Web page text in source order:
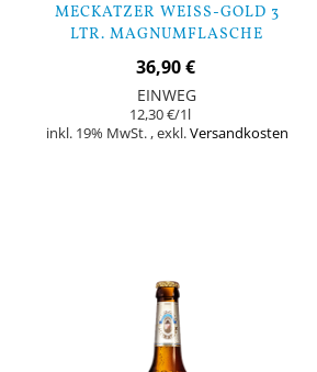
MECKATZER WEISS-GOLD 3
LTR. MAGNUMFLASCHE
36,90 €
EINWEG
12,30 €/1l
inkl. 19% MwSt. ,exkl.Versandkosten